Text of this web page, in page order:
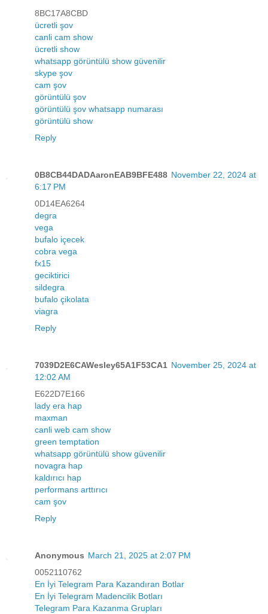
8BC17A8CBD
ücretli şov
canli cam show
ücretli show
whatsapp görüntülü show güvenilir
skype şov
cam şov
görüntülü şov
görüntülü şov whatsapp numarası
görüntülü show
Reply
0B8CB44DADAaronEAB9BFE488 November 22, 2024 at
6:17 PM
0D14EA6264
degra
vega
bufalo içecek
cobra vega
fx15
geciktirici
sildegra
bufalo çikolata
viagra
Reply
7039D2E6CAWesley65A1F53CA1 November 25, 2024 at
12:02 AM
E622D7E166
lady era hap
maxman
canli web cam show
green temptation
whatsapp görüntülü show güvenilir
novagra hap
kaldırıcı hap
performans arttırıcı
cam şov
Reply
Anonymous March 21, 2025 at 2:07 PM
0052110762
En İyi Telegram Para Kazandıran Botlar
En İyi Telegram Madencilik Botları
Telegram Para Kazanma Grupları